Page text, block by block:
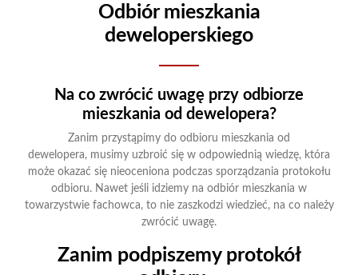
Odbiór mieszkania
deweloperskiego
Na co zwrócić uwagę przy odbiorze
mieszkania od dewelopera?
Zanim przystąpimy do odbioru mieszkania od
dewelopera, musimy uzbroić się w odpowiednią wiedzę, która
może okazać się nieoceniona podczas sporządzania protokołu
odbioru. Nawet jeśli idziemy na odbiór mieszkania w
towarzystwie fachowca, to nie zaszkodzi wiedzieć, na co należy
zwrócić uwagę.
Zanim podpiszemy protokół